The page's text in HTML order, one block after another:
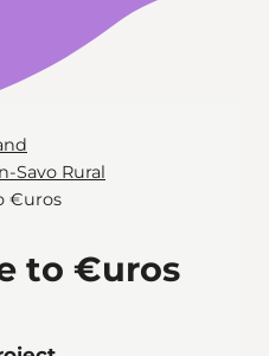
Savo Rural
€uros
to €uros